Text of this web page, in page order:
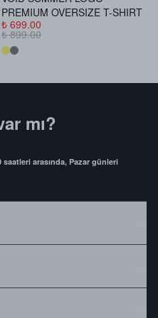
PREMIUM OVERSIZE T-SHIRT
₺ 699.00
₺ 899.00
mı?
saatleri arasında, Pazar günleri